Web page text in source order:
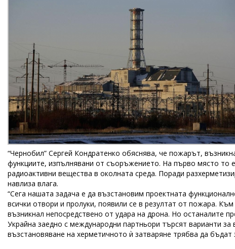
“Чернобил” Сергей Кондратенко обяснява, че пожарът,
функциите, изпълнявани от съоръжението. На първо място то
радиоактивни вещества в околната среда. Поради
навлиза влага.
“Сега нашата задача е да възстановим проектната
всички отвори и пролуки, появили се в резултат от пожара.
възникнал непосредствено от удара на дрона. Но останалите
Украйна заедно с международни партньори търсят варианти
възстановяване на херметичното ѝ затваряне трябва да бъдат